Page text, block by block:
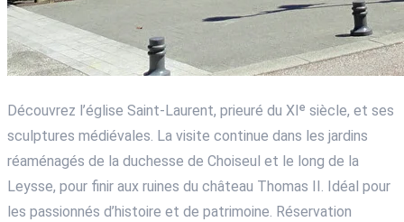
Découvrez l’église Saint-Laurent, prieuré du XIᵉ siècle, et ses
sculptures médiévales. La visite continue dans les jardins
réaménagés de la duchesse de Choiseul et le long de la
Leysse, pour finir aux ruines du château Thomas II. Idéal pour
les passionnés d’histoire et de patrimoine. Réservation